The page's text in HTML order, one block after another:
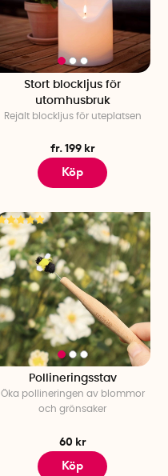
Stort blockljus för
utomhusbruk
Rejält blockljus för uteplatsen
fr. 199 kr
Köp
Pollineringsstav
Öka pollineringen av blommor
och grönsaker
60 kr
Köp